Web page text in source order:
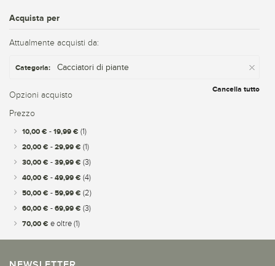
Acquista per
Attualmente acquisti da:
Categoria: Cacciatori di piante
Cancella tutto
Opzioni acquisto
Prezzo
10,00 € - 19,99 € (1)
20,00 € - 29,99 € (1)
30,00 € - 39,99 € (3)
40,00 € - 49,99 € (4)
50,00 € - 59,99 € (2)
60,00 € - 69,99 € (3)
70,00 € e oltre (1)